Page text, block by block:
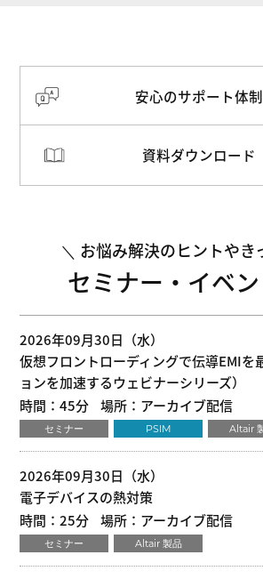
安心のサポート体制
資料ダウンロード
お悩み解決のヒントやき
セミナー・イベ
2026年09月30日（水）
仮想フロントローディングで伝導EMIを
ョンを加速するウェビナーシリーズ）
時間：45分
場所：アーカイブ配信
セミナー PSIM Altair
2026年09月30日（水）
電子デバイスの熱対策
時間：25分
場所：アーカイブ配信
セミナー Altair 製品